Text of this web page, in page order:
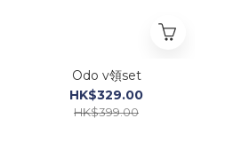
Odo v領set
HK$329.00
HK$399.00